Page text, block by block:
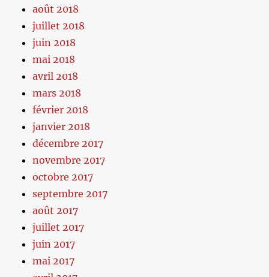
août 2018
juillet 2018
juin 2018
mai 2018
avril 2018
mars 2018
février 2018
janvier 2018
décembre 2017
novembre 2017
octobre 2017
septembre 2017
août 2017
juillet 2017
juin 2017
mai 2017